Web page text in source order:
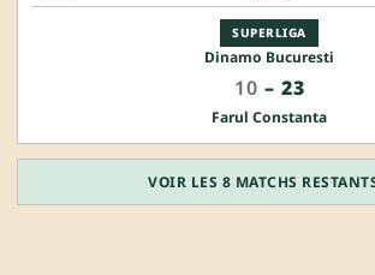
SUPERLIGA
Dinamo Bucuresti
10 – 23
Farul Constanta
VOIR LES 8 MATCHS